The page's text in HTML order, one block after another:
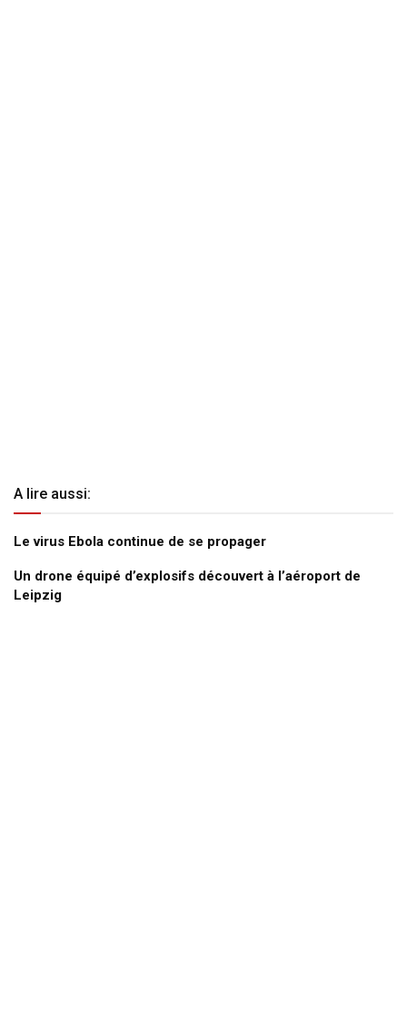
A lire aussi:
Le virus Ebola continue de se propager
Un drone équipé d’explosifs découvert à l’aéroport de
Leipzig